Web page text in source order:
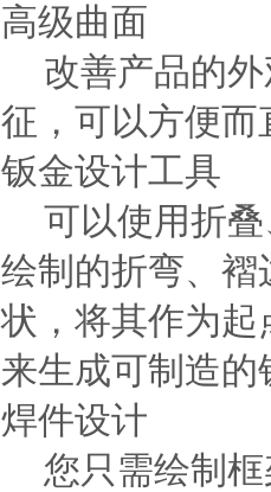
高级曲面
改善产品的外
征，可以方便
钣金设计工具
可以使用折叠
绘制的折弯、
状，将其作为起
来生成可制造的
焊件设计
您只需绘制框